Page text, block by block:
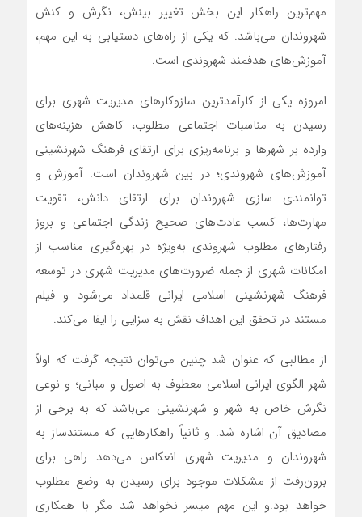
مهم‌ترین راهکار این بخش تغيير بینش، نگرش و کنش
شهروندان می‌باشد. که یکی از راه‌های دستیابی به این مهم،
آموزش‌های هدفمند شهروندی است.
امروزه يکي از کارآمدترين سازوکارهای مديريت شهري براي
رسيدن به مناسبات اجتماعي مطلوب، کاهش هزینه‌های
وارده بر شهرها و برنامه‌ریزی براي ارتقاي فرهنگ شهرنشيني
آموزش‌های شهروندی؛ در بين شهروندان است. آموزش و
توانمندي سازي شهروندان براي ارتقاي دانش، تقويت
مهارت‌ها، کسب عادت‌های صحيح زندگي اجتماعي و بروز
رفتارهاي مطلوب شهروندي به‌ویژه در بهره‌گیری مناسب از
امکانات شهري از جمله ضرورت‌های مديريت شهري در توسعه
فرهنگ شهرنشيني اسلامی ایرانی قلمداد می‌شود و فیلم
مستند در تحقق این اهداف نقش به سزایی را ایفا می‌کند.
از مطالبی که عنوان شد چنين مي‌توان نتيجه گرفت كه اولاً
شهر الگوی ایرانی اسلامی معطوف به اصول و مباني؛ و نوعي
نگرش خاص به شهر و شهرنشینی می‌باشد که به برخی از
مصادیق آن اشاره شد. و ثانیاً راهکارهایی که مستندساز به
شهروندان و مدیریت شهری انعکاس می‌دهد راهی برای
برون‌رفت از مشکلات موجود برای رسیدن به وضع مطلوب
خواهد بود.و این مهم میسر نخواهد شد مگر با همکاری